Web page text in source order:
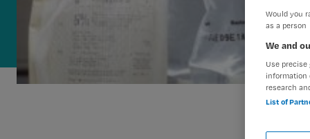
Would you
as a person
We and
Use
information
research
List of